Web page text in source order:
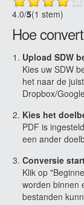
4.0/5(1 stem)
Hoe
Upload SDW
Kies uw SDW
het naar de
Dropbox/
Kies het
PDF is
een ander
Conversie
Klik op
worden binnen
bestanden